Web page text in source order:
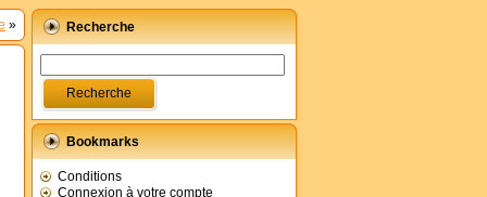
» Recherche
Bookmarks
Conditions
Connexion à votre compte